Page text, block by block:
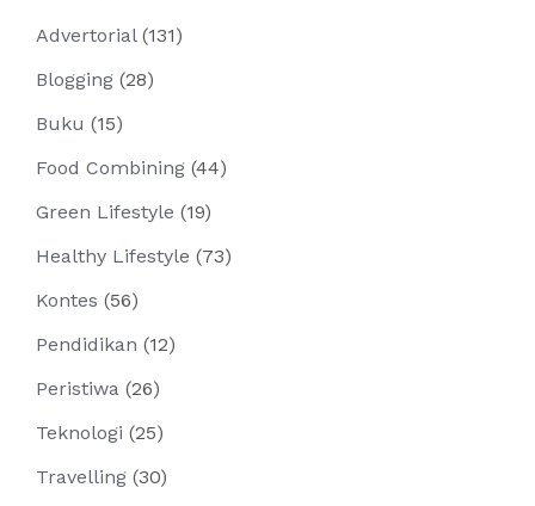
Advertorial (131)
Blogging (28)
Buku (15)
Food Combining (44)
Green Lifestyle (19)
Healthy Lifestyle (73)
Kontes (56)
Pendidikan (12)
Peristiwa (26)
Teknologi (25)
Travelling (30)